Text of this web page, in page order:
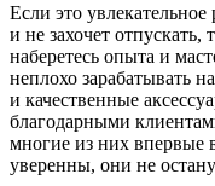
Если это
и не захочет отпускать,
наберетесь опыта и
неплохо зарабатывать
и качественные
благодарными
многие из них впервые
уверенны, они не